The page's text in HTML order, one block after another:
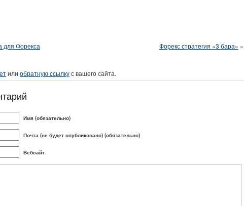
для Форекса Форекс стратегия «3 бара» »
или обратную ссылкус вашего сайта.
Имя (обязательно)
Почта (не будет опубликовано) (обязательно)
Вебсайт